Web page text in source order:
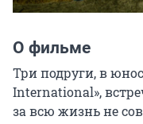
О фильме
Три подруги, в
International»,
за всю жизнь не